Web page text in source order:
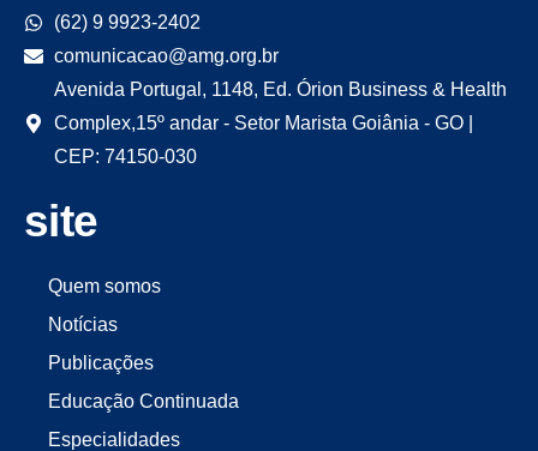
(62) 9 9923-2402
comunicacao@amg.org.br
Avenida Portugal, 1148, Ed. Órion Business & Health
Complex,15º andar - Setor Marista Goiânia - GO |
CEP: 74150-030
site
Quem somos
Notícias
Publicações
Educação Continuada
Especialidades